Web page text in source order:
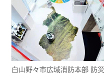
白山野々市広域消防本部 防災